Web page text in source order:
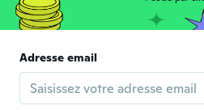
Inscrit depuis 2021
EXCELENTE!
il y a 3 ans
Adresse email